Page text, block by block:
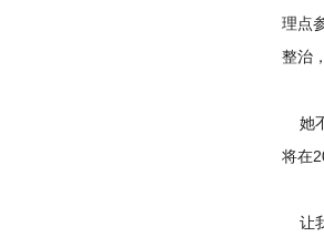
理点
整治
她
将在
让